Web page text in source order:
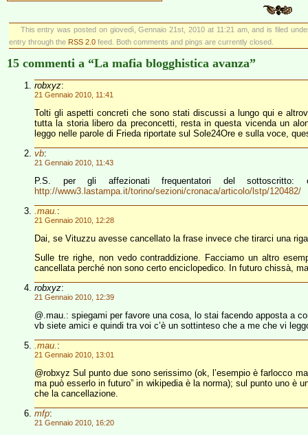
This entry was posted on giovedì, Gennaio 21st, 2010 at 11:21 am, and is filed
entry through the RSS 2.0 feed. Both comments and pings are currently closed.
15 commenti a “La mafia blogghistica avanza”
robxyz:
21 Gennaio 2010, 11:41
Tolti gli aspetti concreti che sono stati discussi a lungo qui e
tutta la storia libero da preconcetti, resta in questa vicenda un
leggo nelle parole di Frieda riportate sul Sole24Ore e sulla voce,
vb:
21 Gennaio 2010, 11:43
P.S. per gli affezionati frequentatori del
http://www3.lastampa.it/torino/sezioni/cronaca/articolo/lstp/120482/
.mau. :
21 Gennaio 2010, 12:28
Dai, se Vituzzu avesse cancellato la frase invece che tirarci una
Sulle tre righe, non vedo contraddizione. Facciamo un altro
cancellata perché non sono certo enciclopedico. In futuro chissà,
robxyz:
21 Gennaio 2010, 12:39
@.mau.: spiegami per favore una cosa, lo stai facendo apposta a
vb siete amici e quindi tra voi c’è un sottinteso che a me che vi
.mau. :
21 Gennaio 2010, 13:01
@robxyz Sul punto due sono serissimo (ok, l’esempio è farlocco
ma può esserlo in futuro” in wikipedia è la norma); sul punto uno è
che la cancellazione.
mfp:
21 Gennaio 2010, 16:20